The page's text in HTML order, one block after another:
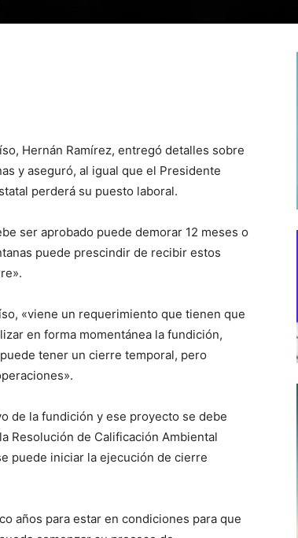
Hernán Ramírez, entregó detalles sobre
y aseguró, al igual que el Presidente
perderá su puesto laboral.
ser aprobado puede demorar 12 meses o
puede prescindir de recibir estos
«viene un requerimiento que tienen que
en forma momentánea la fundición,
tener un cierre temporal, pero
de la fundición y ese proyecto se debe
Resolución de Calificación Ambiental
puede iniciar la ejecución de cierre
años para estar en condiciones para que